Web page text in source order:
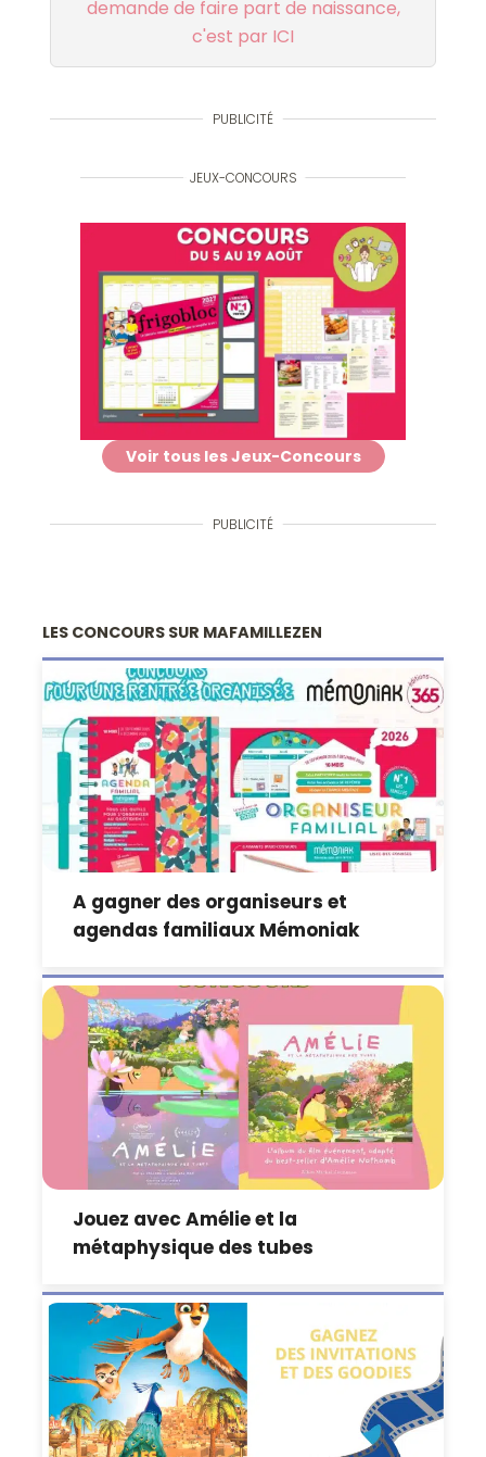
demande de faire part de naissance,
c'est par ICI
PUBLICITÉ
JEUX-CONCOURS
Voir tous les Jeux-Concours
PUBLICITÉ
LES CONCOURS SUR MAFAMILLEZEN
A gagner des organiseurs et
agendas familiaux Mémoniak
Jouez avec Amélie et la
métaphysique des tubes